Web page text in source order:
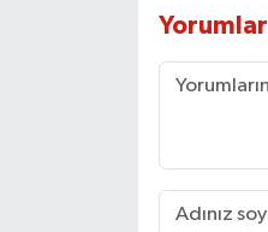
Yorumlar